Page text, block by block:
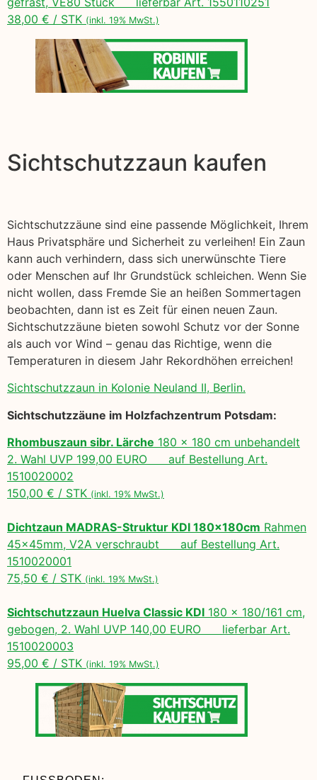
38,00 € / STK (inkl. 19% MwSt.)
Sichtschutzzaun kaufen
Sichtschutzzäune sind eine passende Möglichkeit, Ihrem
Haus Privatsphäre und Sicherheit zu verleihen! Ein Zaun
kann auch verhindern, dass sich unerwünschte Tiere
oder Menschen auf Ihr Grundstück schleichen. Wenn Sie
nicht wollen, dass Fremde Sie an heißen Sommertagen
beobachten, dann ist es Zeit für einen neuen Zaun.
Sichtschutzzäune bieten sowohl Schutz vor der Sonne
als auch vor Wind – genau das Richtige, wenn die
Temperaturen in diesem Jahr Rekordhöhen erreichen!
Sichtschutzzaun in Kolonie Neuland II, Berlin.
Sichtschutzzäune im Holzfachzentrum Potsdam:
Rhombuszaun sibr. Lärche 180 x 180 cm unbehandelt
2. Wahl UVP 199,00 EURO auf Bestellung Art.
1510020002
150,00 € / STK (inkl. 19% MwSt.)
Dichtzaun MADRAS-Struktur KDI 180x180cm Rahmen
45x45mm, V2A verschraubt auf Bestellung Art.
1510020001
75,50 € / STK (inkl. 19% MwSt.)
Sichtschutzzaun Huelva Classic KDI 180 x 180/161 cm,
gebogen, 2. Wahl UVP 140,00 EURO lieferbar Art.
1510020003
95,00 € / STK (inkl. 19% MwSt.)